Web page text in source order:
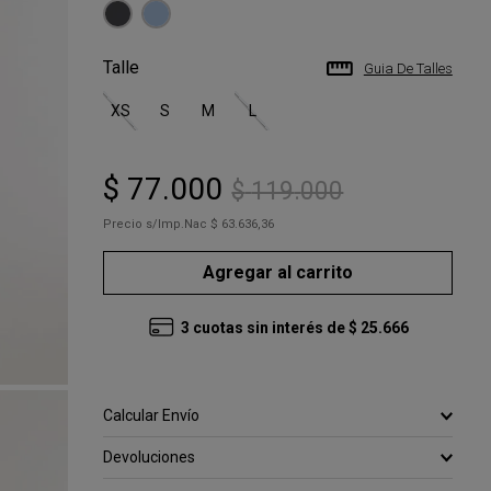
Talle
XS S M L
Guia De Talles
$ 77.000 $ 119.000
Precio s/Imp.Nac $ 63.636,36
Agregar al carrito
3 cuotas sin interés de $ 25.666
Calcular Envío
Devoluciones